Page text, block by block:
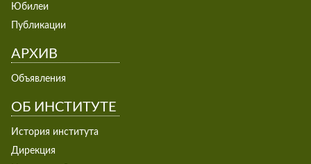
Юбилеи
Публикации
АРХИВ
Объявления
ОБ ИНСТИТУТЕ
История института
Дирекция